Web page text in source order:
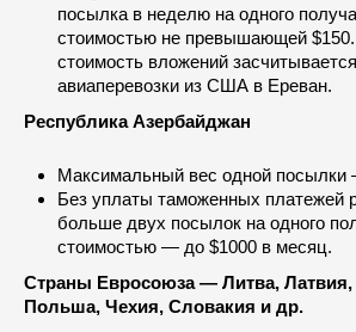
посылка в неделю на одного
стоимостью не превышающей
стоимость вложений
авиаперевозки из США в Ереван.
Республика Азербайджан
Максимальный вес одной посылки
Без уплаты таможенных платежей
больше двух посылок на одного
стоимостью — до $1000 в месяц.
Страны Евросоюза — Литва, Латвия,
Польша, Чехия, Словакия и др.